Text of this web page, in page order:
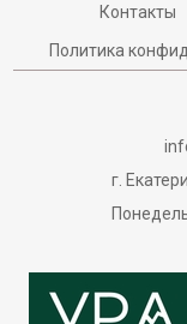
Контакты
Политика
г.